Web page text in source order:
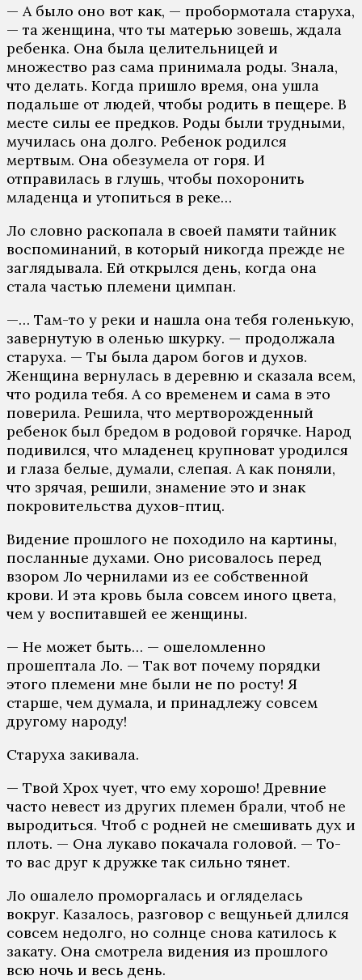
— А было оно вот как, — пробормотала старуха,
— та женщина, что ты матерью зовешь, ждала
ребенка. Она была целительницей и
множество раз сама принимала роды. Знала,
что делать. Когда пришло время, она ушла
подальше от людей, чтобы родить в пещере. В
месте силы ее предков. Роды были трудными,
мучилась она долго. Ребенок родился
мертвым. Она обезумела от горя. И
отправилась в глушь, чтобы похоронить
младенца и утопиться в реке…
Ло словно раскопала в своей памяти тайник
воспоминаний, в который никогда прежде не
заглядывала. Ей открылся день, когда она
стала частью племени цимпан.
—… Там-то у реки и нашла она тебя голенькую,
завернутую в оленью шкурку. — продолжала
старуха. — Ты была даром богов и духов.
Женщина вернулась в деревню и сказала всем,
что родила тебя. А со временем и сама в это
поверила. Решила, что мертворожденный
ребенок был бредом в родовой горячке. Народ
подивился, что младенец крупноват уродился
и глаза белые, думали, слепая. А как поняли,
что зрячая, решили, знамение это и знак
покровительства духов-птиц.
Видение прошлого не походило на картины,
посланные духами. Оно рисовалось перед
взором Ло чернилами из ее собственной
крови. И эта кровь была совсем иного цвета,
чем у воспитавшей ее женщины.
— Не может быть… — ошеломленно
прошептала Ло. — Так вот почему порядки
этого племени мне были не по росту! Я
старше, чем думала, и принадлежу совсем
другому народу!
Старуха закивала.
— Твой Хрох чует, что ему хорошо! Древние
часто невест из других племен брали, чтоб не
выродиться. Чтоб с родней не смешивать дух и
плоть. — Она лукаво покачала головой. — То-
то вас друг к дружке так сильно тянет.
Ло ошалело проморгалась и огляделась
вокруг. Казалось, разговор с вещуньей длился
совсем недолго, но солнце снова катилось к
закату. Она смотрела видения из прошлого
всю ночь и весь день.